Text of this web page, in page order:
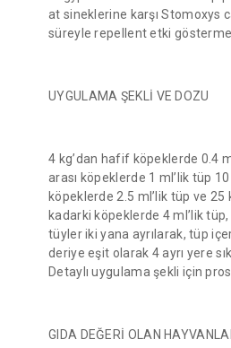
at sineklerine karşı Stomoxys
süreyle repellent etki
UYGULAMA ŞEKLİ VE DOZU
4 kg’dan hafif köpeklerde 0.4
arası köpeklerde 1 ml’lik tüp
köpeklerde 2.5 ml’lik tüp ve 25
kadarki köpeklerde 4 ml’lik
tüyler iki yana ayrılarak, tüp
deriye eşit olarak 4 ayrı yere
Detaylı uygulama şekli için
GIDA DEĞERİ OLAN